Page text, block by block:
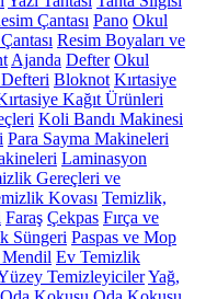
Çantası Pano Okul
Resim Boyaları ve
Ajanda Defter Okul
Bloknot Kırtasiye
Kağıt Ürünleri
Koli Bandı Makinesi
Para Sayma Makineleri
Laminasyon
Gereçleri ve
Kovası Temizlik,
Faraş Çekpas Fırça ve
Süngeri Paspas ve Mop
Ev Temizlik
TemizleyicilerYağ,